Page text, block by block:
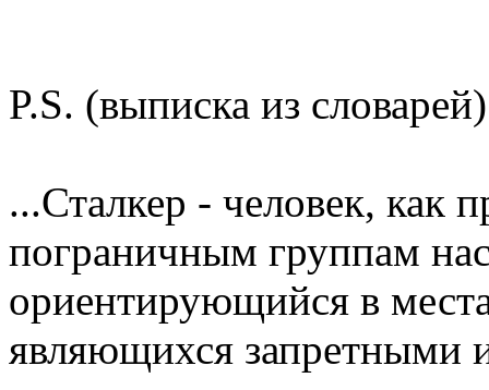
P.S. (выписка из
...Сталкер - человек, как
пограничным группам
ориентирующийся в
являющихся запретными